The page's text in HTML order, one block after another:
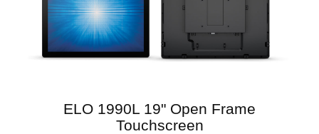
ELO 1990L 19" Open Frame
Touchscreen